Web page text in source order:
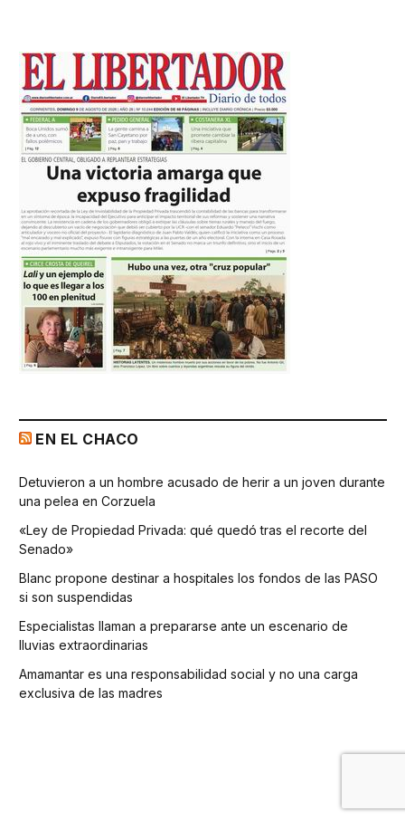
EN EL CHACO
Detuvieron a un hombre acusado de herir a un joven durante
una pelea en Corzuela
«Ley de Propiedad Privada: qué quedó tras el recorte del
Senado»
Blanc propone destinar a hospitales los fondos de las PASO
si son suspendidas
Especialistas llaman a prepararse ante un escenario de
lluvias extraordinarias
Amamantar es una responsabilidad social y no una carga
exclusiva de las madres